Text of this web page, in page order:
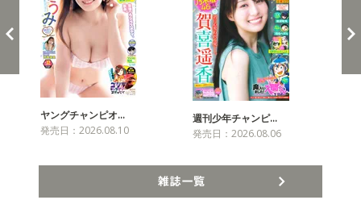
ヤングチャンピオ…
発売日：2026.08.10
週刊少年チャンピ…
発売日：2026.08.06